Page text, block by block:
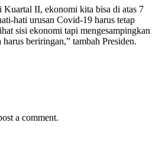
Kuartal II, ekonomi kita bisa di atas 7
hati urusan Covid-19 harus tetap
sisi ekonomi tapi mengesampingkan
beriringan,” tambah Presiden.
a comment.